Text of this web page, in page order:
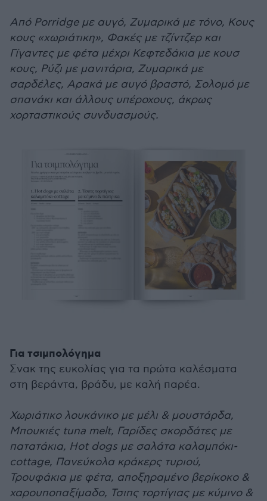
Από Porridge με αυγό, Ζυμαρικά με τόνο, Κους
κους «χωριάτικη», Φακές με τζίντζερ και
Γίγαντες με φέτα μέχρι Κεφτεδάκια με κουσ
κους, Ρύζι με μανιτάρια, Ζυμαρικά με
σαρδέλες, Αρακά με αυγό βραστό, Σολομό με
σπανάκι και άλλους υπέροχους, άκρως
χορταστικούς συνδυασμούς.
Για τσιμπολόγημα
Σνακ της ευκολίας για τα πρώτα καλέσματα
στη βεράντα, βράδυ, με καλή παρέα.
Χωριάτικο λουκάνικο με μέλι & μουστάρδα,
Μπουκιές tuna melt, Γαρίδες σκορδάτες με
πατατάκια, Hot dogs με σαλάτα καλαμπόκι-
cottage, Πανεύκολα κράκερς τυριού,
Τρουφάκια με φέτα, αποξηραμένο βερίκοκο &
χαρουποπαξίμαδο, Τσιπς τορτίγιας με κύμινο &